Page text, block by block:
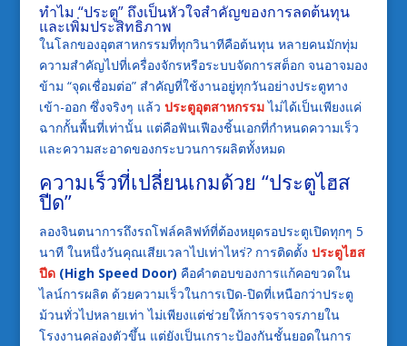
ทำไม “ประตู” ถึงเป็นหัวใจสำคัญของการลดต้นทุน
และเพิ่มประสิทธิภาพ
ในโลกของอุตสาหกรรมที่ทุกวินาทีคือต้นทุน หลายคนมักทุ่ม
ความสำคัญไปที่เครื่องจักรหรือระบบจัดการสต็อก จนอาจมอง
ข้าม “จุดเชื่อมต่อ” สำคัญที่ใช้งานอยู่ทุกวันอย่างประตูทาง
เข้า-ออก ซึ่งจริงๆ แล้ว ประตูอุตสาหกรรม ไม่ได้เป็นเพียงแค่
ฉากกั้นพื้นที่เท่านั้น แต่คือฟันเฟืองชิ้นเอกที่กำหนดความเร็ว
และความสะอาดของกระบวนการผลิตทั้งหมด
ความเร็วที่เปลี่ยนเกมด้วย “ประตูไฮส
ปีด”
ลองจินตนาการถึงรถโฟล์คลิฟท์ที่ต้องหยุดรอประตูเปิดทุกๆ 5
นาที ในหนึ่งวันคุณเสียเวลาไปเท่าไหร่? การติดตั้ง ประตูไฮส
ปีด(High Speed Door) คือคำตอบของการแก้คอขวดใน
ไลน์การผลิต ด้วยความเร็วในการเปิด-ปิดที่เหนือกว่าประตู
ม้วนทั่วไปหลายเท่า ไม่เพียงแต่ช่วยให้การจราจรภายใน
โรงงานคล่องตัวขึ้น แต่ยังเป็นเกราะป้องกันชั้นยอดในการ